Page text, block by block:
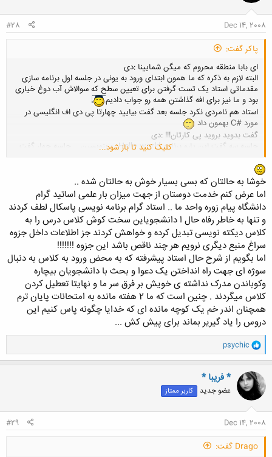
Dec 14, 2008
#28
پاکر گفت:
ای بابا منطقه محروم که میگن شمایینا :دی
البته لازم به ذکره که ما همون ابتدای ورود به یونی در جلسه اول برنامه سازی
مقدماتی استاد یک تست گرفتن برای تعیین سطح که سوالاش آب دوغ خیاری
بود و ما نیز برای افه گذاشتن همه رو جواب دادیم
استاد هم نامردی نکرد جلسه بعد گفت بیایید چهارتا پی دی اف انگلیسی در
مورد #C بهمون داد
گفت بدوید بروید پی کارتان!!! :دی
جلسه سه گفت این یارو برنامه Hello world رو بنویسین... جلسه چهار گفت
دانشجویی بنویسین!!!
فشار بودیم اما خب الان راحتیم دیه
این ترمم که برنامه سازی پیشرفته از جاوا اسکریپت و اپلت بگیر تا اچ تی امل
و کار با دیتابیس و برنامه نویسی تحت شبکه و سیستم پروگرمینگ یه اشاره ای
بهش کرده و وا ویلا امتحان پایان ترممون که چه شود تازه می خواست جاوا
هم بگه گفت دیگه وخ نیس :دی
به هر حال می خوام بگم پی دی افای زبان اصلیم چیزه خوبیه می تونی ازشون
استفاده کنی
کلیک کنید تا باز شود...
خوشا به حالتان که بسی بسیار خوش به حالتان شده ..
اما عرض کنم خدمت دوستان از جهت میزان بار علمی اساتید گرام
دانشگاه پیام زوره واحد ما .. استاد گرام برنامه نویسی پاسکال لطف کردند
و تنها به خاطر رفاه حال ا دانشجویاین سخت کوش کلاس درس را به
کلاس دیکته نویسی تبدیل کرده و خواهش کردند جز اطلاعات داخل جزوه
سراغ منبع دیگری نرویم هر چند ناقص باشد این جزوه !!!!!!!
اما بگویم از شرح حال استاد پیشرفته که به محض ورود به کلاس به دنبال
سوژه ای جهت راه انداختن یک دعوا و بحث با دانشجویان بیچاره
وکوباندن مدرک نداشته ی خویش بر فرق سر ما و نهایتا تعطیل کردن
کلاس میگردند . چنین است که ما 2 هفته مانده به امتحانات پایان ترم
همچنان اندر خم یک کوچه مانده ای که خدایا چگونه پاس کنیم این
دروس را یاد گیریر بماند برای پیش کش ...
و
ا
ک
ن
ش
ه
ا
psychic
* فریبا *
عضو جدید کاربر ممتاز
Dec 14, 2008
#29
Drago گفت: